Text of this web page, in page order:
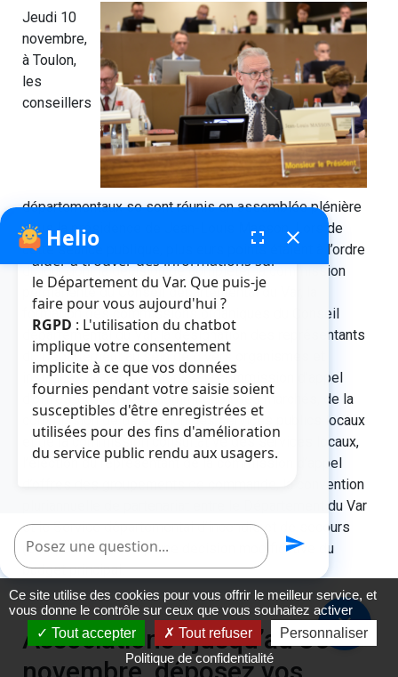
Jeudi 10
novembre,
à Toulon,
les
conseillers
départementaux se sont réunis en assemblée plénière
sous la présidence de Jean-Louis Masson. Lors de
cette séance publique, plusieurs points étaient à l’ordre
du jour dont la décision de compléter la commission
permanente du Conseil départemental du Var, la
formation des commissions organiques du Conseil
départemental du Var, la désignation des représentants
du Département au sein de divers organismes et
instances, la composition de la commission d’appel
d’offres, du jury, de la commission des marchés, de la
commission de délégation des services publics locaux
et de la commission consultative des services locaux,
l’élection du représentant de la commission d’appel
d’offres des groupements de commande, la convention
pluriannuelle de partenariat entre le Département du Var
et le Service départemental d’incendie et de secours
(Sdis) du Var ainsi qu’une décision modificative du
budget principal.
Associations : jusqu’au 30 close
Helio fenêtre de chatbot
fullscreen close
Bonjour, je suis Helio. Je peux vous
aider à trouver des informations sur
le Département du Var. Que puis-je
faire pour vous aujourd'hui ?
RGPD : L'utilisation du chatbot
implique votre consentement
implicite à ce que vos données
fournies pendant votre saisie soient
susceptibles d'être enregistrées et
utilisées pour des fins d'amélioration
du service public rendu aux usagers.
Poser une question send
Ce site utilise des cookies pour vous offrir le meilleur service, et
vous donne le contrôle sur ceux que vous souhaitez activer
Tout accepter
Tout refuser
Personnaliser
Politique de confidentialité